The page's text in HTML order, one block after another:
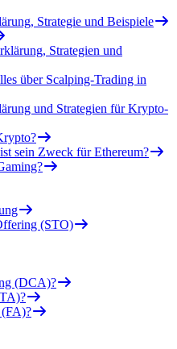
Strategie und Beispiele
Strategien und
über Scalping-Trading in
und Strategien für Krypto-
sein Zweck für Ethereum?
(STO)
(DCA)?
(FA)?